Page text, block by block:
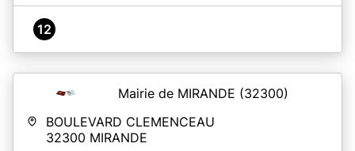
- Originaux CNI parents.
- Justificatif de domicile des parents.( factures ;
téléphone; éléctricité, impôts.)
12
Mairie de MIRANDE (32300)
BOULEVARD CLEMENCEAU
32300 MIRANDE